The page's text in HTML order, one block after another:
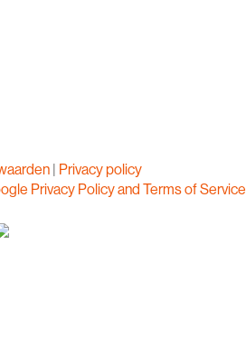
| Privacy policy
Privacy Policyand Terms of Service